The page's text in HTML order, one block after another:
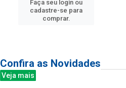
Faça seu login ou
cadastre-se para
comprar.
Confira as Novidades
Veja mais